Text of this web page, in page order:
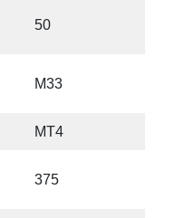
50
M33
MT4
375